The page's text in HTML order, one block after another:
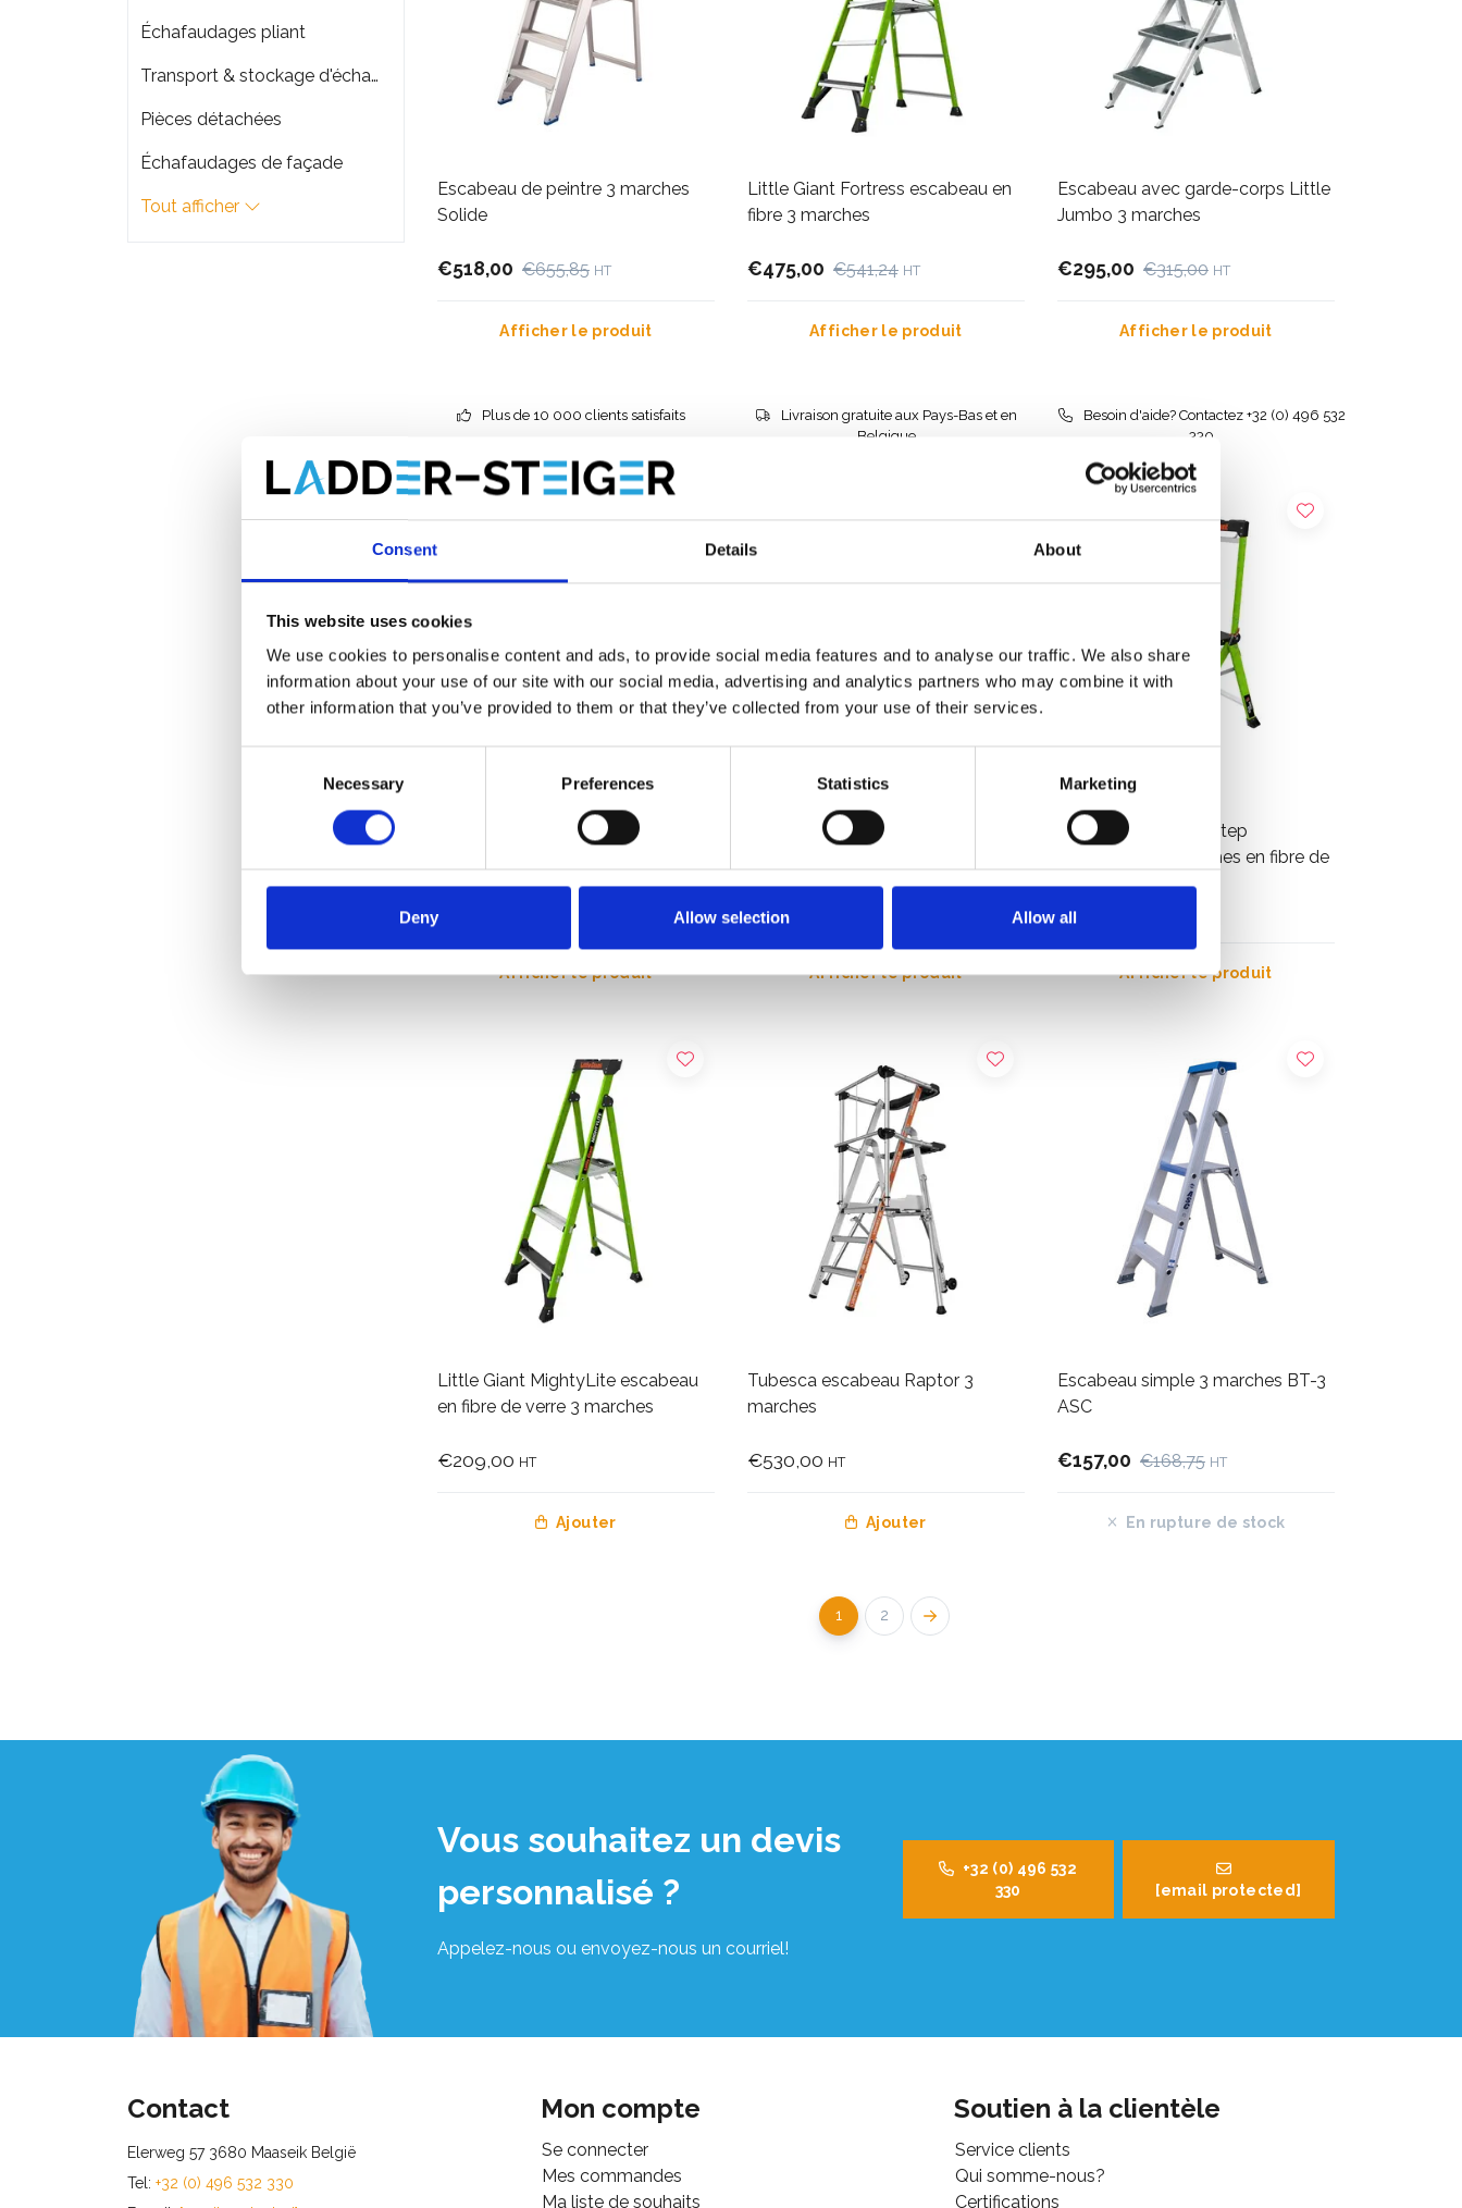
Consent Details About
This website uses cookies
We use cookies to personalise content and ads, to provide social media features and to analyse our traffic. We also share
information about your use of our site with our social media, advertising and analytics partners who may combine it with
other information that you’ve provided to them or that they’ve collected from your use of their services.
Necessary Preferences Statistics Marketing
Deny Allow selection Allow all
Escabeau de peintre 3 marches
Solide
€518,00 €655,85 HT
Afficher le produit
Little Giant Fortress escabeau en
fibre 3 marches
€475,00 €541,24 HT
Afficher le produit
Escabeau avec garde-corps Little
Jumbo 3 marches
€295,00 €315,00 HT
Afficher le produit
Plus de 10 000 clients satisfaits
Livraison gratuite aux Pays-Bas et en
Belgique
Besoin d'aide? Contactez +32 (0) 496 532
330
Marchepied pliant alu Little Jumbo
€224,00
Afficher le produit
Alumexx Twin-deck escabeau de
€80,00
Afficher le produit
Little Giant Jumbo Step
marchepied 3 marches en fibre de
verre
€249,00
Afficher le produit
Little Giant MightyLite escabeau
en fibre de verre 3 marches
€209,00 HT
Ajouter
Tubesca escabeau Raptor 3
marches
€530,00 HT
Ajouter
Escabeau simple 3 marches BT-3
ASC
€157,00 €168,75 HT
En rupture de stock
1 2
Échafaudages pliant
Transport & stockage d'échafaudage
Pièces détachées
Échafaudages de façade
Tout afficher
Vous souhaitez un devis
personnalisé ?
Appelez-nous ou envoyez-nous un courriel!
+32 (0) 496 532
330
[email protected]
Contact
Elerweg 57 3680 Maaseik België
Tel: +32 (0) 496 532 330
Mon compte
Se connecter
Mes commandes
Ma liste de souhaits
Soutien à la clientèle
Service clients
Qui somme-nous?
Certifications